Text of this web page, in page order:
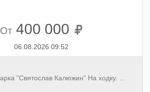
От400 000
06.08.2026 09:52